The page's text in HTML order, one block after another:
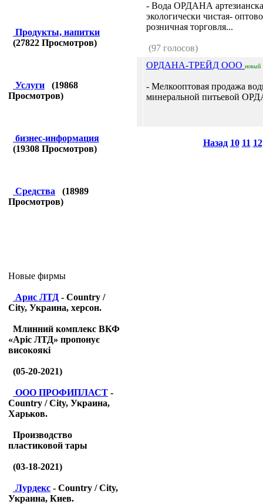
Продукты, напитки
(27822 Просмотров)
Услуги (19868
Просмотров)
бизнес-информация
(19308 Просмотров)
Средства (18989
Просмотров)
Новые фирмы
Арис ЛТД - Country /
City, Украина, херсон.
Млинний комплекс ВКФ
«Аріс ЛТД» пропонує
високоякі
(05-20-2021)
ООО ПРОФИПЛАСТ -
Country / City, Украина,
Харьков.
Производство
пластиковой тары
(03-18-2021)
Лурдекс - Country / City,
Украина, Киев.
- Вода ОРДАНА
экологически чистая-
розничная торговля...
(97 голосов)
ОРДАНА-ТРЕЙД ООО новый
- Мелкооптовая продажа
минеральной питьевой
Назад 10 11 12